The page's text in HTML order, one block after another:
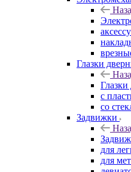
Глазки
с
со
Задвижки
для
для